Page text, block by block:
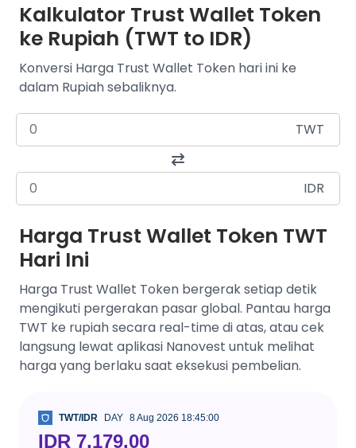
Kalkulator Trust Wallet Token
ke Rupiah (TWT to IDR)
Konversi Harga Trust Wallet Token hari ini ke
dalam Rupiah sebaliknya.
TWT
IDR
Harga Trust Wallet Token TWT
Hari Ini
Harga Trust Wallet Token bergerak setiap detik
mengikuti pergerakan pasar global. Pantau harga
TWT ke rupiah secara real-time di atas, atau cek
langsung lewat aplikasi Nanovest untuk melihat
harga yang berlaku saat eksekusi pembelian.
TWT/IDR DAY 8 Aug 2026 18:45:00
IDR 7,179.00